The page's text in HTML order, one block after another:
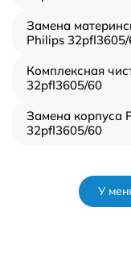
Замена
Philips
Комплексная
32pfl3605/60
Замена корпуса
32pfl3605/60
У